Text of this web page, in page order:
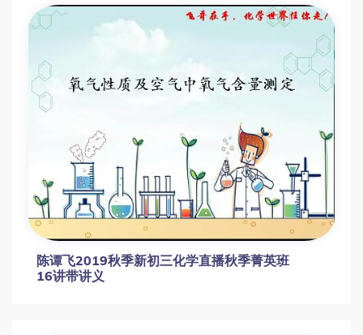
初三化学重难点系统课-陈谭飞
刘凯初三化学S班秋季课程